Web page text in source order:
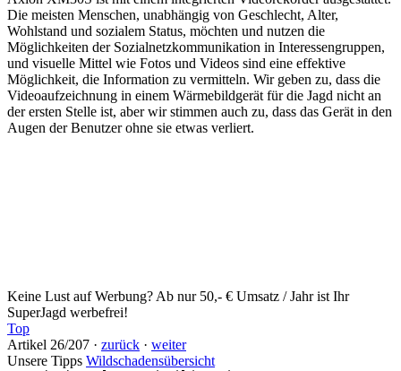
Die meisten Menschen, unabhängig von Geschlecht, Alter,
Wohlstand und sozialem Status, möchten und nutzen die
Möglichkeiten der Sozialnetzkommunikation in Interessengruppen,
und visuelle Mittel wie Fotos und Videos sind eine effektive
Möglichkeit, die Information zu vermitteln. Wir geben zu, dass die
Videoaufzeichnung in einem Wärmebildgerät für die Jagd nicht an
der ersten Stelle ist, aber wir stimmen auch zu, dass das Gerät in den
Augen der Benutzer ohne sie etwas verliert.
Keine Lust auf Werbung? Ab nur 50,- € Umsatz / Jahr ist Ihr
SuperJagd werbefrei!
Top
Artikel 26/207 · zurück · weiter
Unsere Tipps Wildschadensübersicht